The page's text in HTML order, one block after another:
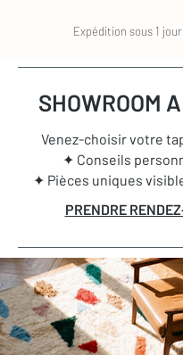
Expédition sous 1
SHOWROOM
Venez-choisir votre
✦ Conseils
✦ Pièces uniques
PRENDRE